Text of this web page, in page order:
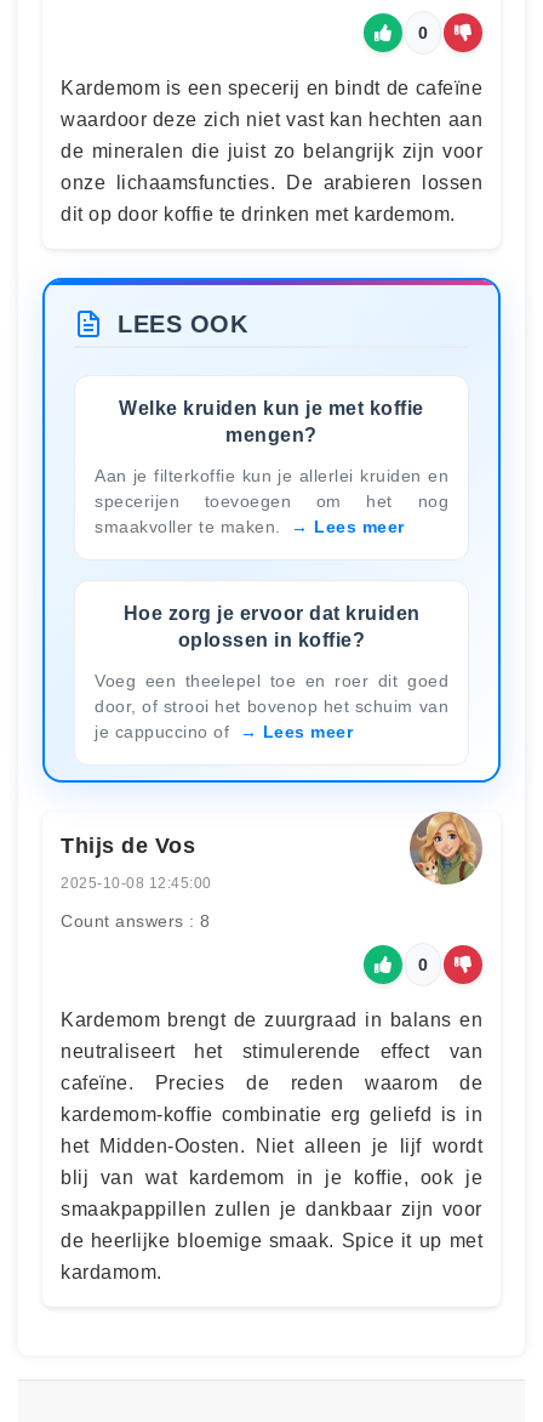
0
Kardemom is een specerij en bindt de cafeïne
waardoor deze zich niet vast kan hechten aan
de mineralen die juist zo belangrijk zijn voor
onze lichaamsfuncties. De arabieren lossen
dit op door koffie te drinken met kardemom.
LEES OOK
Welke kruiden kun je met koffie
mengen?
Aan je filterkoffie kun je allerlei kruiden en
specerijen toevoegen om het nog
smaakvoller te maken.
Lees meer
Hoe zorg je ervoor dat kruiden
oplossen in koffie?
Voeg een theelepel toe en roer dit goed
door, of strooi het bovenop het schuim van
je cappuccino of
Lees meer
Thijs de Vos
2025-10-08 12:45:00
Count answers : 8
0
Kardemom brengt de zuurgraad in balans en
neutraliseert het stimulerende effect van
cafeïne. Precies de reden waarom de
kardemom-koffie combinatie erg geliefd is in
het Midden-Oosten. Niet alleen je lijf wordt
blij van wat kardemom in je koffie, ook je
smaakpappillen zullen je dankbaar zijn voor
de heerlijke bloemige smaak. Spice it up met
kardamom.